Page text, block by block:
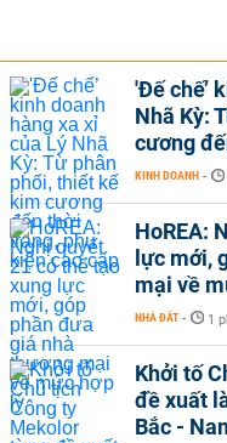
'Đế chế’
Nhã Kỳ:
cương
KINH DOANH -
HoREA:
lực mới,
mại về
NHÀ ĐẤT - 1
Khởi tố
đề xuất
Bắc -